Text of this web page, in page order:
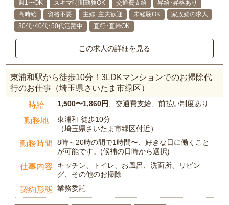
週1〜OK スキマ時間勤務OK 交通費支給
昇給･昇格あり
高時給
資格不要 主婦･主夫歓迎 未経験OK
家政婦の求人
30代･40代･50代活躍中
直行･直帰OK
この求人の詳細を見る
東浦和駅から徒歩10分！3LDKマンションでのお掃除代
行のお仕事（埼玉県さいたま市緑区）
時給 1,500〜1,860円、交通費支給、前払い制度あり
勤務地
東浦和 徒歩10分
（埼玉県さいたま市緑区付近）
勤務時間
8時～20時の間で1時間〜、好きな日に働くこと
が可能です。(候補の日時から選択)
仕事内容
キッチン、トイレ、お風呂、洗面所、リビン
グ、その他のお掃除
契約形態 業務委託